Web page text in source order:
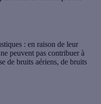
: en raison de leur
peuvent pas contribuer à
de bruits aériens, de bruits